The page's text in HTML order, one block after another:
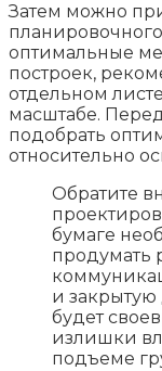
Затем можно
оптимальные
построек,
отдельном
масштабе.
подобрать
относительно
Обратите
бумаге
продумать
и закрытую
будет
излишки
подъеме